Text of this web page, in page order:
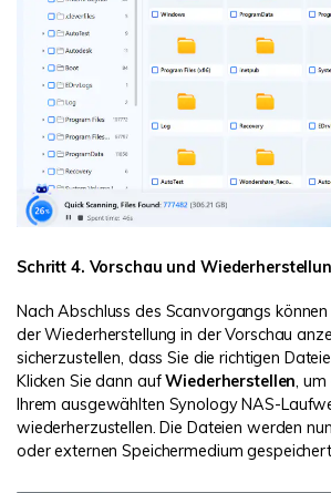
Schritt 4. Vorschau und
Nach Abschluss des Scanvorgangs
der Wiederherstellung in der Vorschau
sicherzustellen, dass Sie die richtigen
Klicken Sie dann aufWiederherstellen, um
Ihrem ausgewählten Synology NAS-
wiederherzustellen. Die Dateien werden
oder externen Speichermedium